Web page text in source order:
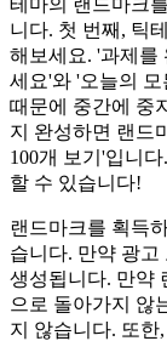
니다. 첫 번째, 틱
해보세요. '과제를
세요'와 '오늘의
때문에 중간에 중
지 완성하면 랜드
100개 보기'입니
할 수 있습니다!
랜드마크를 획득
습니다. 만약 광
생성됩니다. 만약
으로 돌아가지 않
지 않습니다. 또한